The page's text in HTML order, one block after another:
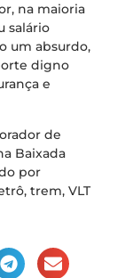
na maioria
salário
um absurdo,
digno
e
de
Baixada
por
trem, VLT